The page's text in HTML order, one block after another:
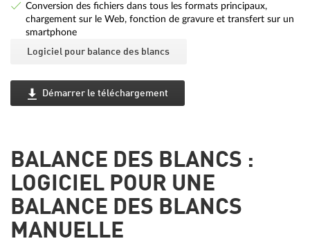
Conversion des fichiers dans tous les formats principaux,
chargement sur le Web, fonction de gravure et transfert sur un
smartphone
Logiciel pour balance des blancs
Démarrer le téléchargement
BALANCE DES BLANCS :
LOGICIEL POUR UNE
BALANCE DES BLANCS
MANUELLE